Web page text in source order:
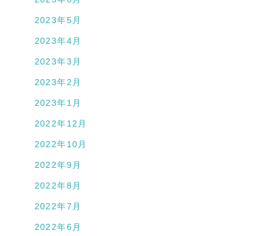
2023年5月
2023年4月
2023年3月
2023年2月
2023年1月
2022年12月
2022年10月
2022年9月
2022年8月
2022年7月
2022年6月